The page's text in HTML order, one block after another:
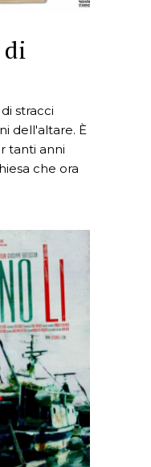
stracci
dell'altare. È
tanti anni
che ora